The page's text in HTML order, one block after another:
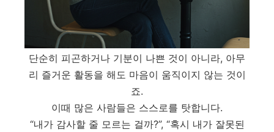
단순히 피곤하거나 기분이 나쁜 것이 아니라, 아무
리 즐거운 활동을 해도 마음이 움직이지 않는 것이
죠.
이때 많은 사람들은 스스로를 탓합니다.
“내가 감사할 줄 모르는 걸까?”, “혹시 내가 잘못된